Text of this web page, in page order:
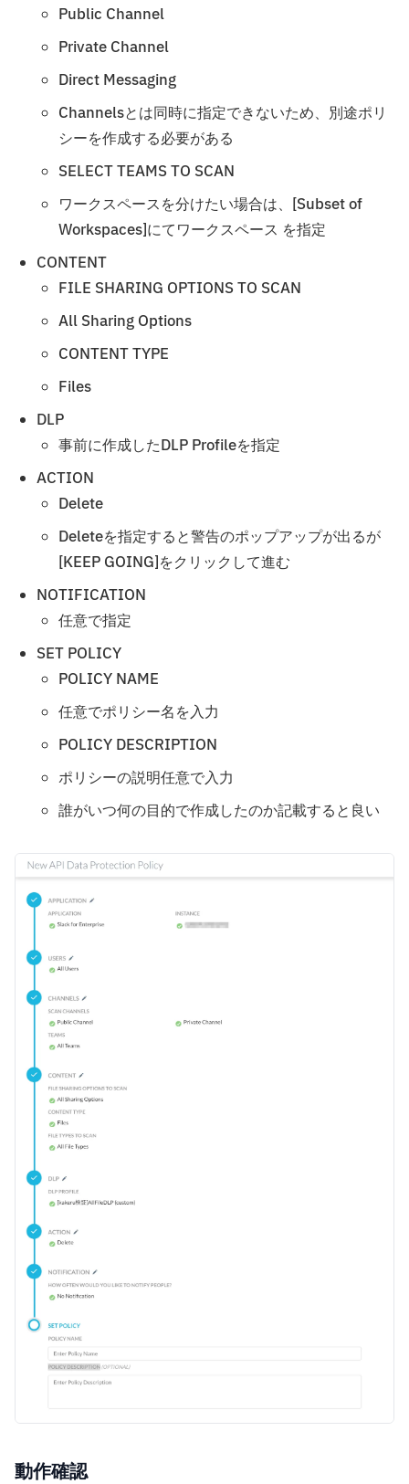
Public Channel
Private Channel
Direct Messaging
Channelsとは同時に指定できないため、別途ポリ
シーを作成する必要がある
SELECT TEAMS TO SCAN
ワークスペースを分けたい場合は、[Subset of
Workspaces]にてワークスペース を指定
CONTENT
FILE SHARING OPTIONS TO SCAN
All Sharing Options
CONTENT TYPE
Files
DLP
事前に作成したDLP Profileを指定
ACTION
Delete
Deleteを指定すると警告のポップアップが出るが
[KEEP GOING]をクリックして進む
NOTIFICATION
任意で指定
SET POLICY
POLICY NAME
任意でポリシー名を入力
POLICY DESCRIPTION
ポリシーの説明任意で入力
誰がいつ何の目的で作成したのか記載すると良い
動作確認